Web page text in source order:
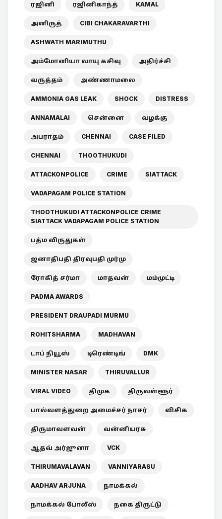
ரஜினி ரஜினிகாந்த் KAMAL
அனிருத் CIBI CHAKARAVARTHI
ASHWATH MARIMUTHU
அம்மோனியா வாயு கசிவு அதிர்ச்சி
வருத்தம் அண்ணாமலை
AMMONIA GAS LEAK SHOCK DISTRESS
ANNAMALAI சென்னை வழக்கு
அபராதம் CHENNAI CASE FILED
CHENNAI THOOTHUKUDI
ATTACKONPOLICE CRIME SIATTACK
VADAPAGAM POLICE STATION
THOOTHUKUDI ATTACKONPOLICE CRIME
SIATTACK VADAPAGAM POLICE STATION
பத்ம விருதுகள்
ஜனாதிபதி திரவுபதி முர்மு
ரோகித் சர்மா மாதவன் மம்முட்டி
PADMA AWARDS
PRESIDENT DRAUPADI MURMU
ROHITSHARMA MADHAVAN
டாப் நியூஸ் டிரெண்டிங் DMK
MINISTER NASAR THIRUVALLUR
VIRAL VIDEO திமுக திருவள்ளூர்
பால்வளத்துறை அமைச்சர் நாசர் விசிக
திருமாவளவன் வன்னியரசு
ஆதவ் அர்ஜுனா VCK
THIRUMAVALAVAN VANNIYARASU
AADHAV ARJUNA நாமக்கல்
நாமக்கல் போலீஸ் நகை திருட்டு